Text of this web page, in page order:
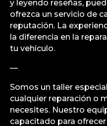
y leyendo reseñas,
ofrezca un servicio de
reputación. La
la diferencia en la
tu vehículo.
—
Somos un taller
cualquier reparación o
necesites. Nuestro
capacitado para